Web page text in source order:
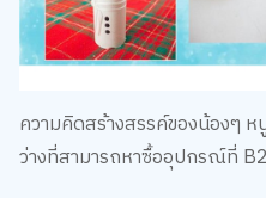
ความคิดสร้างสรรค์ของน้องๆ ห
ว่างที่สามารถหาซื้ออุปกรณ์ที่